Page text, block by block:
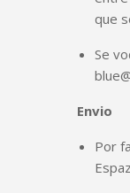
que
Se
Envio
Por